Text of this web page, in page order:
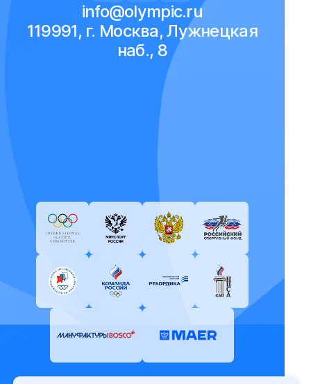
info@olympic.ru
119991, г. Москва, Лужнецкая
наб., 8